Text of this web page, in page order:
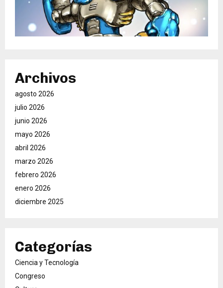
Archivos
agosto 2026
julio 2026
junio 2026
mayo 2026
abril 2026
marzo 2026
febrero 2026
enero 2026
diciembre 2025
Categorías
Ciencia y Tecnología
Congreso